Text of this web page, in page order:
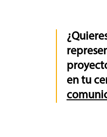
proyecto
en tu